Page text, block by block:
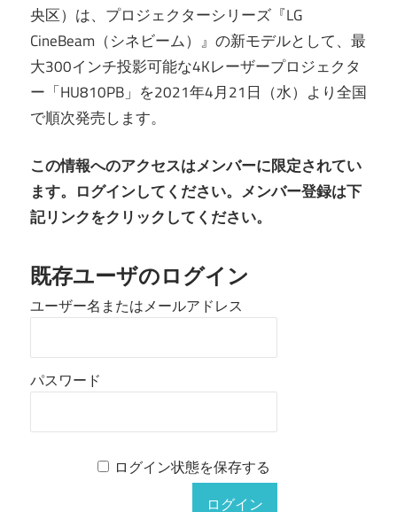
央区）は、プロジェクターシリーズ『LG
CineBeam（シネビーム）』の新モデルとして、最
大300インチ投影可能な4Kレーザープロジェクタ
ー「HU810PB」を2021年4月21日（水）より全国
で順次発売します。
この情報へのアクセスはメンバーに限定されてい
ます。ログインしてください。メンバー登録は下
記リンクをクリックしてください。
既存ユーザのログイン
ユーザー名またはメールアドレス
パスワード
ログイン状態を保存する